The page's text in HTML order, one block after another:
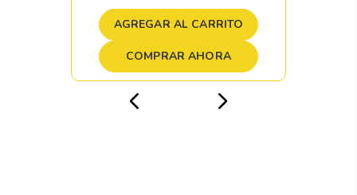
AGREGAR AL CARRITO
COMPRAR AHORA